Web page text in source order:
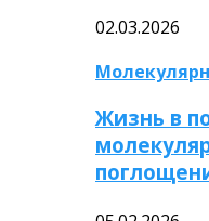
02.03.2026
Жизнь в